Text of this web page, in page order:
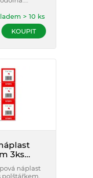
přilnavé a
obsahuje
velikostech.
> 10 ks
KOUPIT
3ks
náplast
polštářkem.